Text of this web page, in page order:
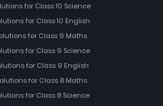
for Class 10 Science
for Class 10 English
for Class 9 Maths
for Class 9 Science
for Class 9 English
for Class 8 Maths
for Class 8 Science